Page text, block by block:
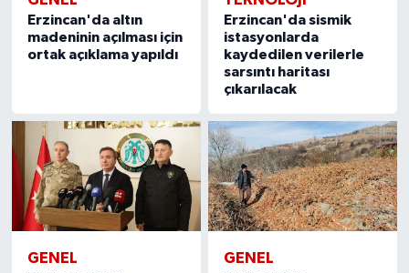
Erzincan'da altın
madeninin açılması için
ortak açıklama yapıldı
Erzincan'da sismik
istasyonlarda
kaydedilen verilerle
sarsıntı haritası
çıkarılacak
GENEL GENEL